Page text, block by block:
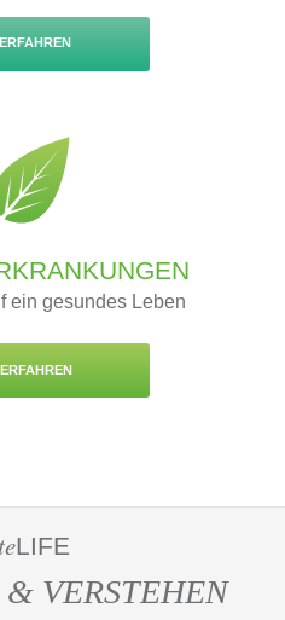
ein gesundes Leben
LIFE
VERSTEHEN